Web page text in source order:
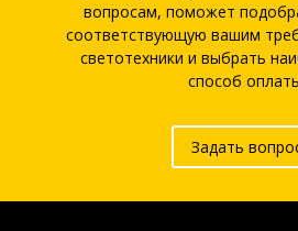
вопросам, поможет
соответствующую вашим
светотехники и выбрать
способ
Задать